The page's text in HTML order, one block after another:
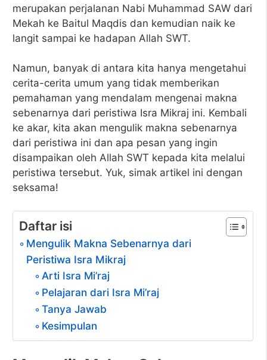
merupakan perjalanan Nabi Muhammad SAW dari
Mekah ke Baitul Maqdis dan kemudian naik ke
langit sampai ke hadapan Allah SWT.
Namun, banyak di antara kita hanya mengetahui
cerita-cerita umum yang tidak memberikan
pemahaman yang mendalam mengenai makna
sebenarnya dari peristiwa Isra Mikraj ini. Kembali
ke akar, kita akan mengulik makna sebenarnya
dari peristiwa ini dan apa pesan yang ingin
disampaikan oleh Allah SWT kepada kita melalui
peristiwa tersebut. Yuk, simak artikel ini dengan
seksama!
Daftar isi
Mengulik Makna Sebenarnya dari
Peristiwa Isra Mikraj
Arti Isra Mi’raj
Pelajaran dari Isra Mi’raj
Tanya Jawab
Kesimpulan